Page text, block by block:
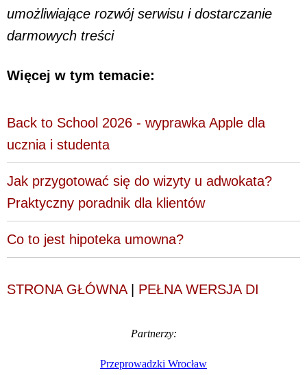
umożliwiające rozwój serwisu i dostarczanie
darmowych treści
Więcej w tym temacie:
Back to School 2026 - wyprawka Apple dla
ucznia i studenta
Jak przygotować się do wizyty u adwokata?
Praktyczny poradnik dla klientów
Co to jest hipoteka umowna?
STRONA GŁÓWNA| PEŁNA WERSJA DI
Partnerzy:
Przeprowadzki Wrocław